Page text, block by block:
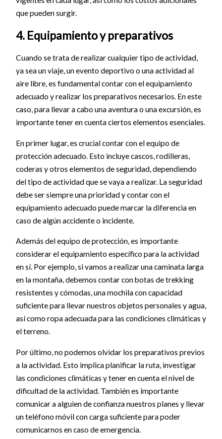
que pueden surgir.
4. Equipamiento y preparativos
Cuando se trata de realizar cualquier tipo de actividad,
ya sea un viaje, un evento deportivo o una actividad al
aire libre, es fundamental contar con el equipamiento
adecuado y realizar los preparativos necesarios. En este
caso, para llevar a cabo una aventura o una excursión, es
importante tener en cuenta ciertos elementos esenciales.
En primer lugar, es crucial contar con el equipo de
protección adecuado. Esto incluye cascos, rodilleras,
coderas y otros elementos de seguridad, dependiendo
del tipo de actividad que se vaya a realizar. La seguridad
debe ser siempre una prioridad y contar con el
equipamiento adecuado puede marcar la diferencia en
caso de algún accidente o incidente.
Además del equipo de protección, es importante
considerar el equipamiento específico para la actividad
en sí. Por ejemplo, si vamos a realizar una caminata larga
en la montaña, debemos contar con botas de trekking
resistentes y cómodas, una mochila con capacidad
suficiente para llevar nuestros objetos personales y agua,
así como ropa adecuada para las condiciones climáticas y
el terreno.
Por último, no podemos olvidar los preparativos previos
a la actividad. Esto implica planificar la ruta, investigar
las condiciones climáticas y tener en cuenta el nivel de
dificultad de la actividad. También es importante
comunicar a alguien de confianza nuestros planes y llevar
un teléfono móvil con carga suficiente para poder
comunicarnos en caso de emergencia.